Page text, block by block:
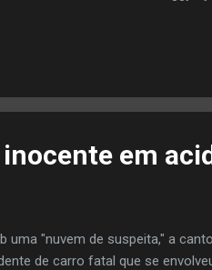
boa black music nacional ou
em
uma "nuvem de suspeita," a
de carro fatal que se